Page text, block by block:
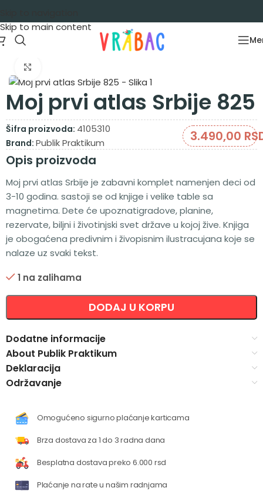
Skip to main content
Knjige i bojanke
Moj prvi atlas Srbije 825
Šifra proizvoda: 4105310
Brand: Publik Praktikum 3.490,00
Opis proizvoda
Moj prvi atlas Srbije je zabavni komplet namenjen deci od
3-10 godina. sastoji se od knjige i velike table sa
magnetima. Dete će upoznatigradove, planine,
rezervate, biljni i životinjski svet države u kojoj žive. Knjiga
je obogaćena predivnim i živopisnim ilustracujana koje se
nalaze uz svaki tekst.
1 na zalihama
DODAJ U KORPU
Dodatne informacije
About Publik Praktikum
Deklaracija
Održavanje
Omogućeno sigurno plaćanje karticama
Brza dostava za 1 do 3 radna dana
Besplatna dostava preko 6.000 rsd
Plaćanje na rate u našim radnjama